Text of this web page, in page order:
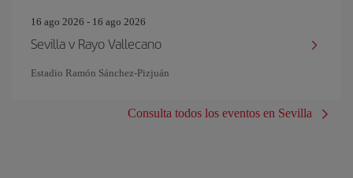
16 ago 2026 - 16 ago 2026
Sevilla v Rayo Vallecano
Estadio Ramón Sánchez-Pizjuán
Consulta todos los eventos en Sevilla